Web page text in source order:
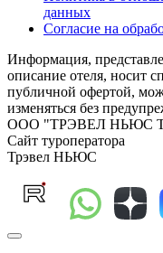
данных
Согласие на
Информация,
описание отеля, носит
публичной офертой,
изменяться без
ООО "ТРЭВЕЛ НЬЮС
Сайт туроператора
Трэвел НЬЮС